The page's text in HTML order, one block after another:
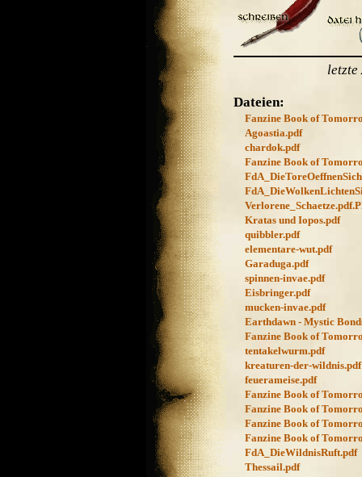
Dateien:
Fanzine Book of
Agoastia.pdf
chardok.pdf
Fanzine Book of
Kratas und Iopos.pdf
quibbler.pdf
elementare-wut.pdf
Garaduga.pdf
spinnen-invae.pdf
Eisbringer.pdf
mucken-invae.pdf
Earthdawn - Mystic
Fanzine Book of
tentakelwurm.pdf
kreaturen-der-wildnis.pdf
feuerameise.pdf
Fanzine Book of
Fanzine Book of
Fanzine Book of
Fanzine Book of
FdA_DieWildnisRuft.pdf
Thessail.pdf